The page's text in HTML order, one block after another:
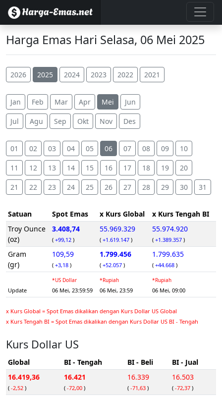
Harga Emas Hari Selasa, 06 Mei 2025
2026 2025 2024 2023 2022 2021
Jan Feb Mar Apr Mei Jun
Jul Agu Sep Okt Nov Des
01 02 03 04 05 06 07 08 09 10
11 12 13 14 15 16 17 18 19 20
21 22 23 24 25 26 27 28 29 30 31
Satuan Spot Emas x Kurs Global
x Kurs Tengah BI
Troy Ounce
(oz)
3.408,74
( +99,12 )
55.969.329
( +1.619.147 )
55.974.920
( +1.389.357 )
Gram
(gr)
109,59
( +3,18 )
1.799.456
( +52.057 )
1.799.635
( +44.668 )
Update
*US Dollar
06 Mei, 23:59:59
*Rupiah
06 Mei, 23:59
*Rupiah
06 Mei, 09:00
x Kurs Global = Spot Emas dikalikan dengan Kurs Dollar US Global
x Kurs Tengah BI = Spot Emas dikalikan dengan Kurs Dollar US BI - Tengah
Kurs Dollar US
Global BI - Tengah BI - Beli
BI - Jual
16.419,36
( -2,52 )
16.421
( -72,00 )
16.339
( -71,63 )
16.503
( -72,37 )